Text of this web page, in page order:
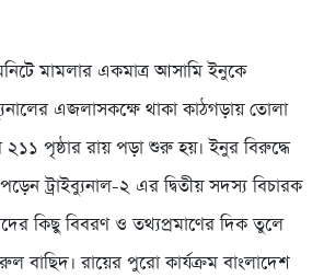
মামলার একমাত্র আসামি ইনুকে
এজলাসকক্ষে থাকা কাঠগড়ায় তোলা
পৃষ্ঠার রায় পড়া শুরু হয়। ইনুর বিরুদ্ধে
ট্রাইব্যুনাল-২ এর দ্বিতীয় সদস্য বিচারক
কিছু বিবরণ ও তথ্যপ্রমাণের দিক তুলে
বাছিদ। রায়ের পুরো কার্যক্রম বাংলাদেশ